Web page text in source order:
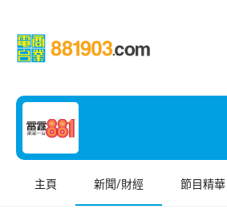
主頁 新聞/財經 節目精華